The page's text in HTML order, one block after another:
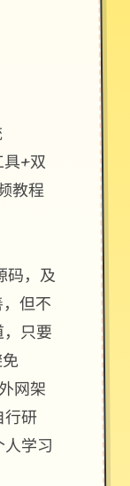
+双
教程
码，及
但不
只要
网架
研
学习